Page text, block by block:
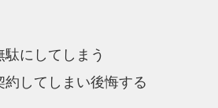
にしてしまう
してしまい後悔する